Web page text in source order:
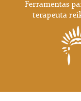
Ferramentas
terapeuta